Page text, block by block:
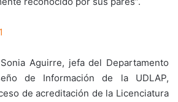
Aguirre, jefa del Departamento
de Información de la UDLAP,
de acreditación de la Licenciatura